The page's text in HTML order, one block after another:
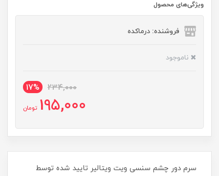
ویژگی‌های محصول
فروشنده: درماکده
ناموجود
234,000
17%
195,000 تومان
سرم دور چشم سنسى ویت ویتالیر تایید شده توسط